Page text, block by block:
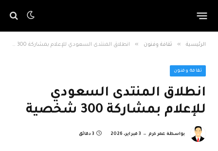
الرئيسية » ثقافة وفنون » انطلاق المنتدى السعودي للإعلام بمشاركة 300 شخصية
ثقافة وفنون
انطلاق المنتدى السعودي
للإعلام بمشاركة 300 شخصية
بواسطة عمر كرم 3 فبراير، 2026 3 دقائق